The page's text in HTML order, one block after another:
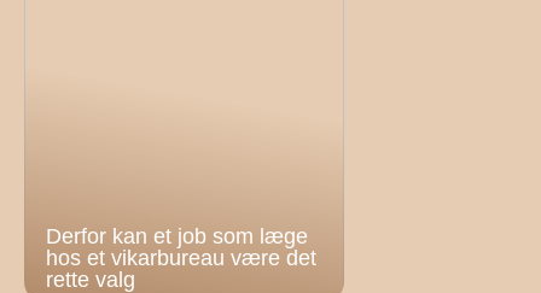
Derfor kan et job som læge
hos et vikarbureau være det
rette valg